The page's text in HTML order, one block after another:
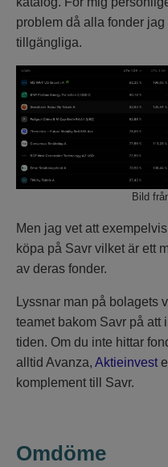
problem då alla fonder
tillgängliga.
Bild
Men jag vet att
köpa på Savr vilket är ett
av deras fonder.
Lyssnar man på bolagets
teamet bakom Savr på att
tiden. Om du inte hittar
alltid Avanza, Aktieinvest
komplement till Savr.
Omdöme